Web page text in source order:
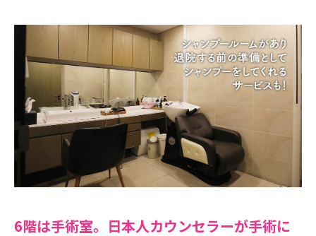
6階は手術室。日本人カウンセラーが手術に